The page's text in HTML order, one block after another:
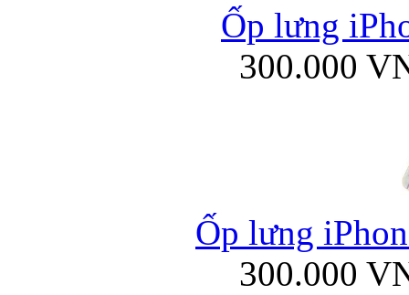
Ốp lưng
300.000
Ốp lưng
300.000